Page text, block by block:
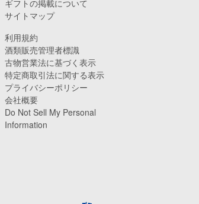
ギフトの掲載について
サイトマップ
利用規約
酒類販売管理者標識
古物営業法に基づく表示
特定商取引法に関する表示
プライバシーポリシー
会社概要
Do Not Sell My Personal
Information